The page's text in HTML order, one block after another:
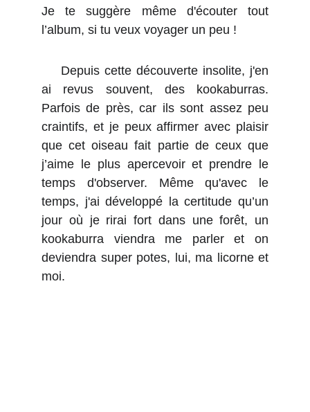
Je te suggère même d'écouter tout
l’album, si tu veux voyager un peu !
Depuis cette découverte insolite, j'en
ai revus souvent, des kookaburras.
Parfois de près, car ils sont assez peu
craintifs, et je peux affirmer avec plaisir
que cet oiseau fait partie de ceux que
j’aime le plus apercevoir et prendre le
temps d'observer. Même qu'avec le
temps, j'ai développé la certitude qu’un
jour où je rirai fort dans une forêt, un
kookaburra viendra me parler et on
deviendra super potes, lui, ma licorne et
moi.